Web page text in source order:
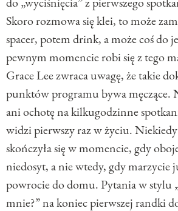
Skoro rozmowa się klei, to może
spacer, potem drink, a może coś do
pewnym momencie robi się z tego
Grace Lee zwraca uwagę, że takie
punktów programu bywa męczące.
ani ochotę na kilkugodzinne
widzi pierwszy raz w życiu.
skończyła się w momencie, gdy
niedosyt, a nie wtedy, gdy marzycie
powrocie do domu. Pytania w stylu
mnie?” na koniec pierwszej randki